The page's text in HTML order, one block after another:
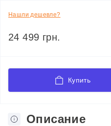
Нашли дешевле?
24 499 грн.
Купить
Описание